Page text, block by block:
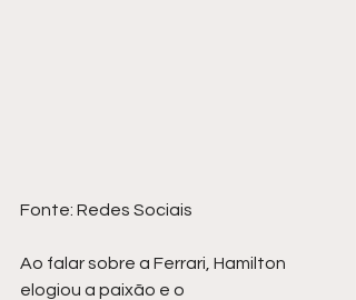
Fonte: Redes Sociais
Ao falar sobre a Ferrari, Hamilton
elogiou a paixão e o